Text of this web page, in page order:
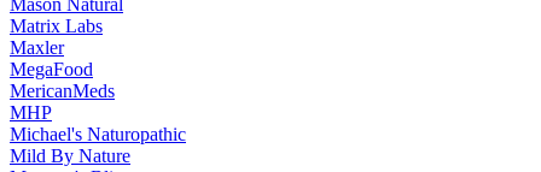
Matrix Labs
Maxler
MegaFood
MericanMeds
MHP
Michael's Naturopathic
Mild By Nature